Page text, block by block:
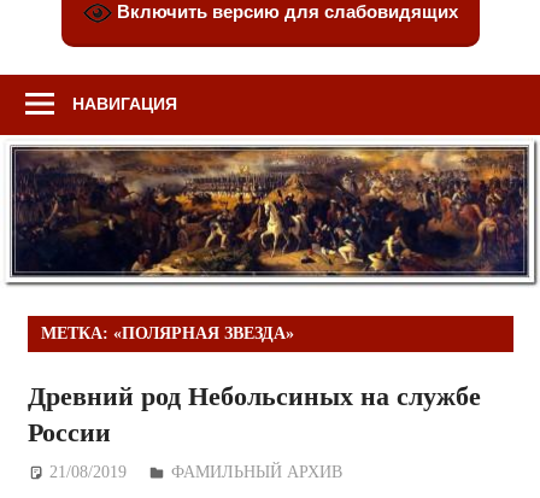
Включить версию для слабовидящих
НАВИГАЦИЯ
МЕТКА: «ПОЛЯРНАЯ ЗВЕЗДА»
Древний род Небольсиных на службе
России
21/08/2019 Дежурный по Редакции
ФАМИЛЬНЫЙ АРХИВ